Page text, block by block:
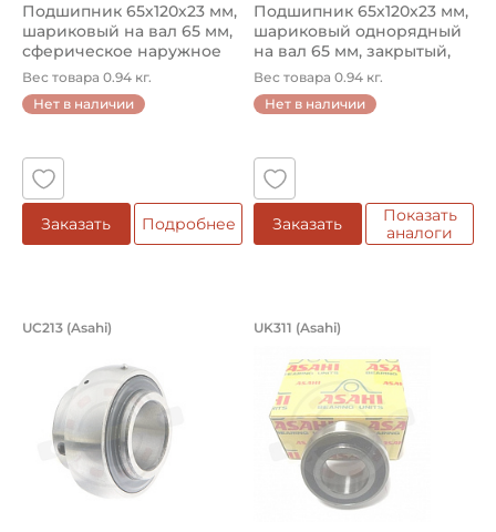
Подшипник 65х120х23 мм,
шариковый на вал 65 мм,
сферическое наружное
ко...
Вес товара 0.94 кг.
Нет в наличии
Заказать Подробнее
Подшипник 65х120х23 мм,
шариковый однорядный
на вал 65 мм, закрытый,
сф...
Вес товара 0.94 кг.
Нет в наличии
Заказать
Показать
аналоги
Подшипник 65х120х65,1/27 мм,
UC213 (Asahi) Подшипник c
UK311 (Asahi)